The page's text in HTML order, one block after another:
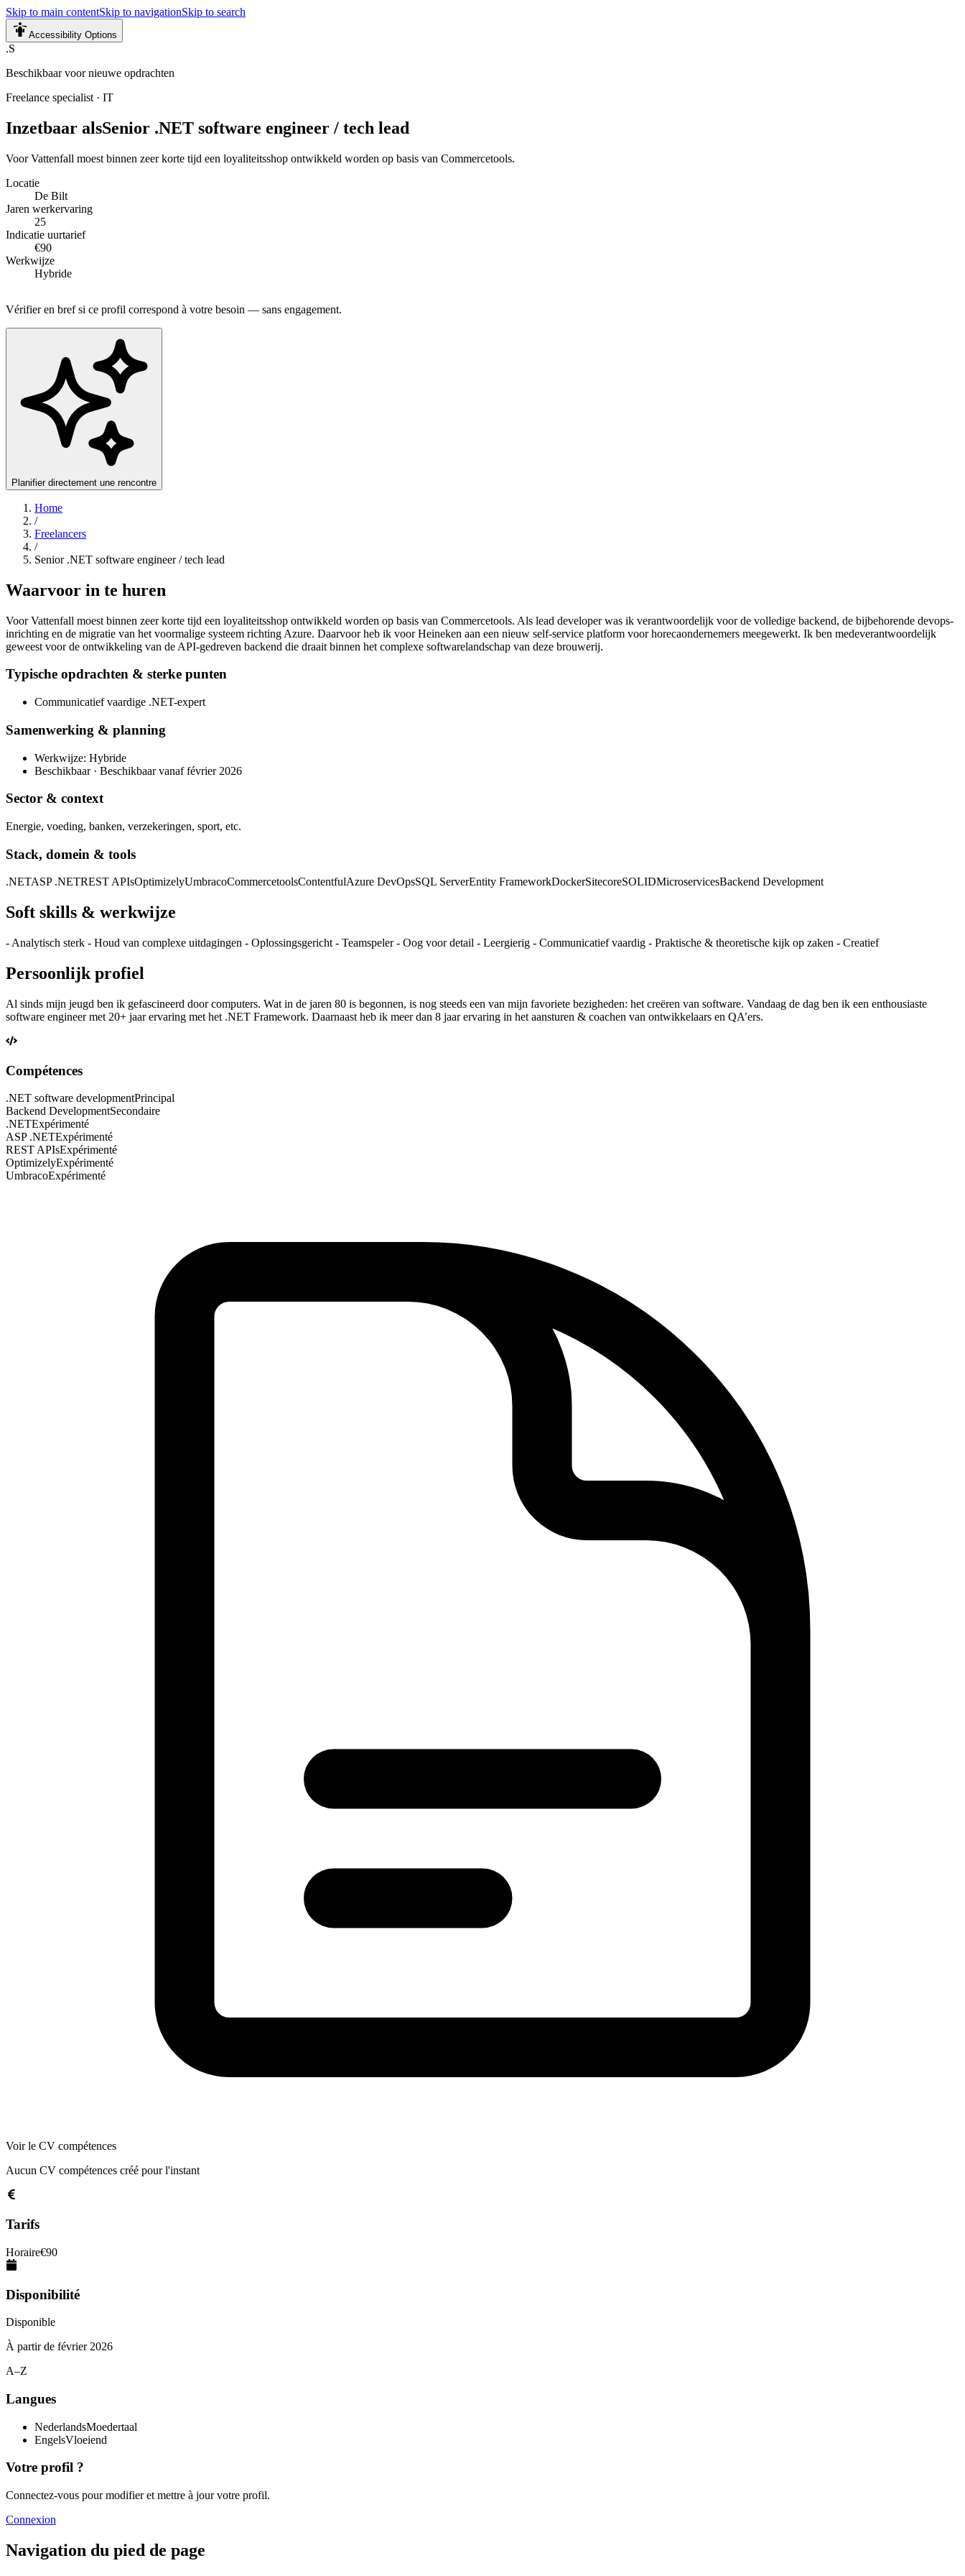
Skip to main contentSkip to navigationSkip to search
Accessibility Options
.S
Beschikbaar voor nieuwe opdrachten
Freelance specialist · IT
Inzetbaar alsSenior .NET software engineer / tech lead
Voor Vattenfall moest binnen zeer korte tijd een loyaliteitsshop ontwikkeld worden op basis van Commercetools.
Locatie
De Bilt
Jaren werkervaring
25
Indicatie uurtarief
€90
Werkwijze
Hybride
Vérifier en bref si ce profil correspond à votre besoin — sans engagement.
Planifier directement une rencontre
Home
/
Freelancers
/
Senior .NET software engineer / tech lead
Waarvoor in te huren
Voor Vattenfall moest binnen zeer korte tijd een loyaliteitsshop ontwikkeld worden op basis van Commercetools. Als lead developer was ik verantwoordelijk voor de volledige backend, de bijbehorende devops-
inrichting en de migratie van het voormalige systeem richting Azure. Daarvoor heb ik voor Heineken aan een nieuw self-service platform voor horecaondernemers meegewerkt. Ik ben medeverantwoordelijk
geweest voor de ontwikkeling van de API-gedreven backend die draait binnen het complexe softwarelandschap van deze brouwerij.
Typische opdrachten & sterke punten
Communicatief vaardige .NET-expert
Samenwerking & planning
Werkwijze: Hybride
Beschikbaar · Beschikbaar vanaf février 2026
Sector & context
Energie, voeding, banken, verzekeringen, sport, etc.
Stack, domein & tools
.NETASP .NETREST APIsOptimizelyUmbracoCommercetoolsContentfulAzure DevOpsSQL ServerEntity FrameworkDockerSitecoreSOLIDMicroservicesBackend Development
Soft skills & werkwijze
- Analytisch sterk - Houd van complexe uitdagingen - Oplossingsgericht - Teamspeler - Oog voor detail - Leergierig - Communicatief vaardig - Praktische & theoretische kijk op zaken - Creatief
Persoonlijk profiel
Al sinds mijn jeugd ben ik gefascineerd door computers. Wat in de jaren 80 is begonnen, is nog steeds een van mijn favoriete bezigheden: het creëren van software. Vandaag de dag ben ik een enthousiaste
software engineer met 20+ jaar ervaring met het .NET Framework. Daarnaast heb ik meer dan 8 jaar ervaring in het aansturen & coachen van ontwikkelaars en QA’ers.
Compétences
.NET software developmentPrincipal
Backend DevelopmentSecondaire
.NETExpérimenté
ASP .NETExpérimenté
REST APIsExpérimenté
OptimizelyExpérimenté
UmbracoExpérimenté
Voir le CV compétences
Aucun CV compétences créé pour l'instant
Tarifs
Horaire€90
Disponibilité
Disponible
À partir de février 2026
A–Z
Langues
NederlandsMoedertaal
EngelsVloeiend
Votre profil ?
Connectez-vous pour modifier et mettre à jour votre profil.
Connexion
Navigation du pied de page